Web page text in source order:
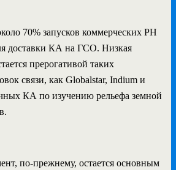
70% запусков коммерческих РН
доставки КА на ГСО. Низкая
прерогативой таких
связи, как Globalstar, Indium и
КА по изучению рельефа земной
по-прежнему, остается основным